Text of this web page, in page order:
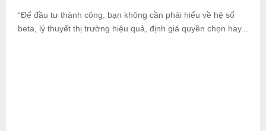
“Để đầu tư thành công, bạn không cần phải hiểu về hệ số
beta, lý thuyết thị trường hiệu quả, định giá quyền chọn hay...